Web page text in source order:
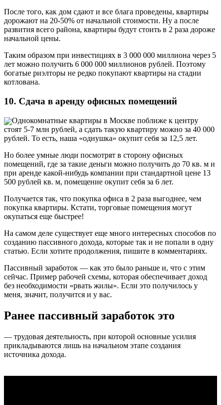
После того, как дом сдают и все блага проведены, квартиры
дорожают на 20-50% от начальной стоимости. Ну а после
развития всего района, квартиры будут стоить в 2 раза дороже
начальной цены.
Таким образом при инвестициях в 3 000 000 миллиона через 5
лет можно получить 6 000 000 миллионов рублей. Поэтому
богатые риэлторы не редко покупают квартиры на стадии
котлована.
10. Сдача в аренду офисных помещений
Однокомнатные квартиры в Москве поближе к центру
стоят 5-7 млн рублей, а сдать такую квартиру можно за 40 000
рублей. То есть, наша «однушка» окупит себя за 12,5 лет.
Но более умные люди посмотрят в сторону офисных
помещений, где за такие деньги можно получить до 70 кв. м и
при аренде какой-нибудь компании при стандартной цене 13
500 рублей кв. м, помещение окупит себя за 6 лет.
Получается так, что покупка офиса в 2 раза выгоднее, чем
покупка квартиры. Кстати, торговые помещения могут
окупаться еще быстрее!
На самом деле существует еще много интересных способов по
созданию пассивного дохода, которые так и не попали в одну
статью. Если хотите продолжения, пишите в комментариях.
Пассивный заработок — как это было раньше и, что с этим
сейчас. Пример рабочей схемы, которая обеспечивает доход
без необходимости «рвать жилы». Если это получилось у
меня, значит, получится и у вас.
Ранее пассивный заработок это
— трудовая деятельность, при которой основные усилия
прикладываются лишь на начальном этапе создания
источника дохода.